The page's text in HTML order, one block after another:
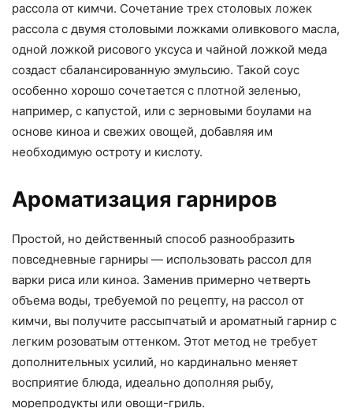
рассола от кимчи. Сочетание трех столовых ложек
рассола с двумя столовыми ложками оливкового масла,
одной ложкой рисового уксуса и чайной ложкой меда
создаст сбалансированную эмульсию. Такой соус
особенно хорошо сочетается с плотной зеленью,
например, с капустой, или с зерновыми боулами на
основе киноа и свежих овощей, добавляя им
необходимую остроту и кислоту.
Ароматизация гарниров
Простой, но действенный способ разнообразить
повседневные гарниры — использовать рассол для
варки риса или киноа. Заменив примерно четверть
объема воды, требуемой по рецепту, на рассол от
кимчи, вы получите рассыпчатый и ароматный гарнир с
легким розоватым оттенком. Этот метод не требует
дополнительных усилий, но кардинально меняет
восприятие блюда, идеально дополняя рыбу,
морепродукты или овощи-гриль.